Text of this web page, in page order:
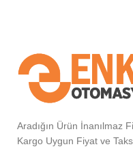
Aradığın Ürün İnanılmaz
Kargo Uygun Fiyat ve